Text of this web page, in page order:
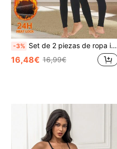
-3% Set de 2 piezas de ropa interior térmica de mujer con cuello redondo, manga larga y unicolor, de estilo casual y gruesa, para otoño/invierno
16,48€ 16,99€